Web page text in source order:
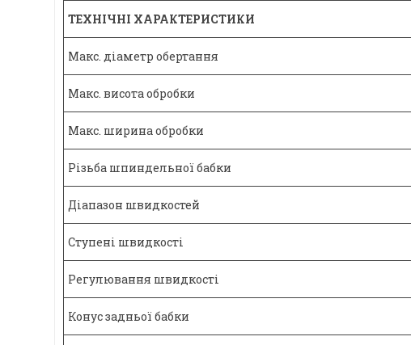
ТЕХНІЧНІ ХАРАКТЕРИСТИКИ
Макс. діаметр обертання
Макс. висота обробки
Макс. ширина обробки
Різьба шпиндельної бабки
Діапазон швидкостей
Ступені швидкості
Регулювання швидкості
Конус задньої бабки